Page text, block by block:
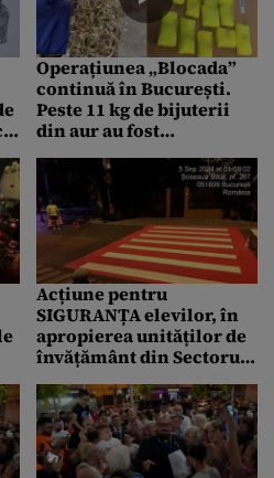
Operațiunea „Blocada”
continuă în București.
Peste 11 kg de bijuterii
din aur au fost
descoperite în mașina
unui bărbat, în Sectorul 5
Acțiune pentru
SIGURANȚA elevilor, în
apropierea unităților de
învățământ din Sectorul
treceri de pietoni (P)